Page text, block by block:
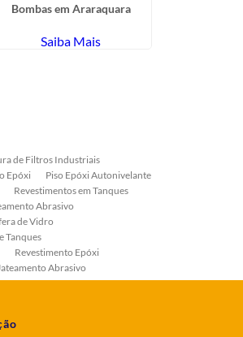
Bombas em Araraquara
Saiba Mais
de Filtros Industriais
Epóxi
Piso Epóxi Autonivelante
Revestimentos em Tanques
Abrasivo
de Vidro
Tanques
Revestimento Epóxi
Abrasivo